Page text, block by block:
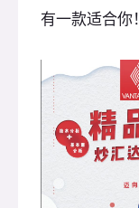
有一款适合你！